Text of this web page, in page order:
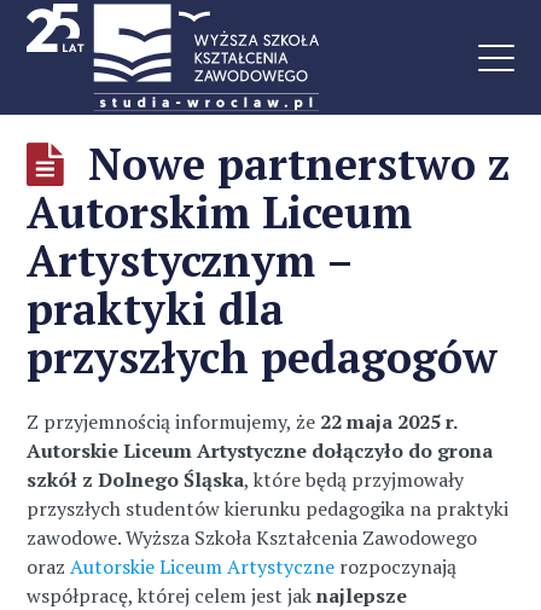
Nowe partnerstwo z
Autorskim Liceum
Artystycznym –
praktyki dla
przyszłych pedagogów
Z przyjemnością informujemy, że 22 maja 2025 r.
Autorskie Liceum Artystyczne dołączyło do grona
szkół z Dolnego Śląska, które będą przyjmowały
przyszłych studentów kierunku pedagogika na praktyki
zawodowe. Wyższa Szkoła Kształcenia Zawodowego
oraz Autorskie Liceum Artystyczne rozpoczynają
współpracę, której celem jest jaknajlepsze